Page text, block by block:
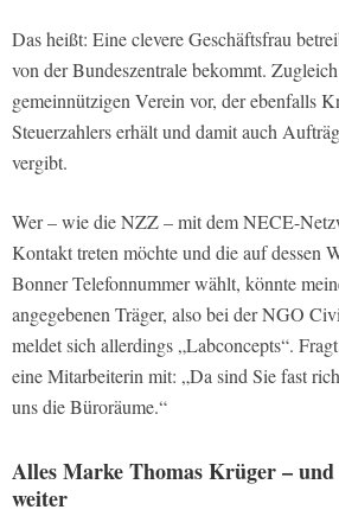
Das heißt: Eine clevere Geschäftsfrau
von der Bundeszentrale bekommt.
gemeinnützigen Verein vor, der ebenfalls
Steuerzahlers erhält und damit auch
vergibt.
Wer – wie die NZZ – mit dem NECE-
Kontakt treten möchte und die auf dessen
Bonner Telefonnummer wählt, könnte
angegebenen Träger, also bei der NGO
meldet sich allerdings „Labconcepts“.
eine Mitarbeiterin mit: „Da sind Sie fast
uns die Büroräume.“
Alles Marke Thomas Krüger – und
weiter